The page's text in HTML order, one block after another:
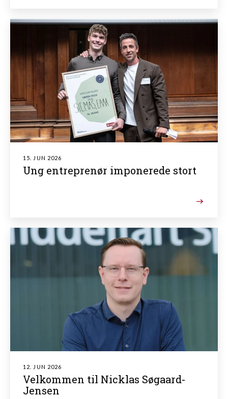
15. JUN 2026
Ung entreprenør imponerede stort
12. JUN 2026
Velkommen til Nicklas Søgaard-
Jensen